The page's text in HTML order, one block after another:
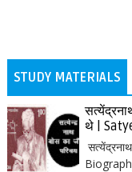
STUDY MATERIALS
थे |